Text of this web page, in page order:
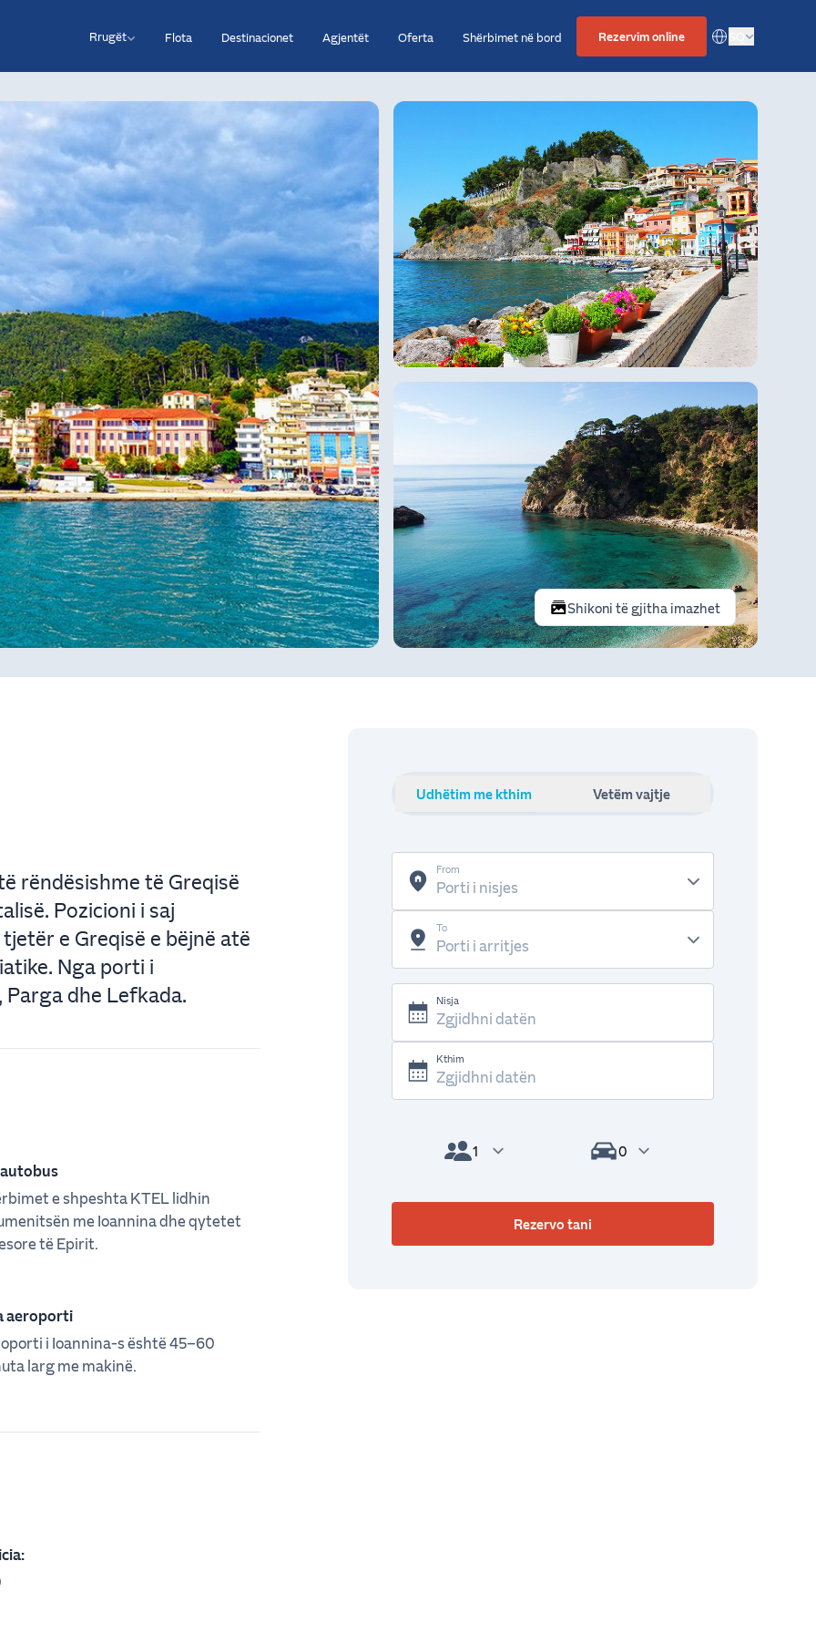
Rrugët Flota Destinacionet Agjentët Oferta Shërbimet në bord Rezervim online
Shikoni të gjitha imazhet
rëndësishme të Greqisë
Pozicioni i saj
e Greqisë e bëjnë atë
Nga porti i
dhe Lefkada.
e shpeshta KTEL lidhin
me Ioannina dhe qytetet
të Epirit.
aeroporti
i Ioannina-s është 45–60
larg me makinë.
Udhëtim me kthim Vetëm vajtje
From
To
Nisja
Kthim
Rezervo tani